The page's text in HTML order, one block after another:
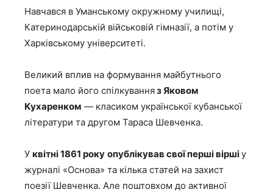
Навчався в Уманському окружному училищі,
Катеринодарській військовій гімназії, а потім у
Харківському університеті.
Великий вплив на формування майбутнього
поета мало його спілкуванняз Яковом
Кухаренком — класиком української кубанської
літератури та другом Тараса Шевченка.
У квітні 1861 року опублікував свої перші віршіу
журналі «Основа» та кілька статей на захист
поезії Шевченка. Але поштовхом до активної